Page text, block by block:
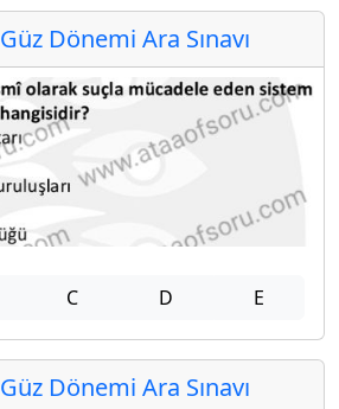
Dönemi Ara Sınavı
C D E
Dönemi Ara Sınavı